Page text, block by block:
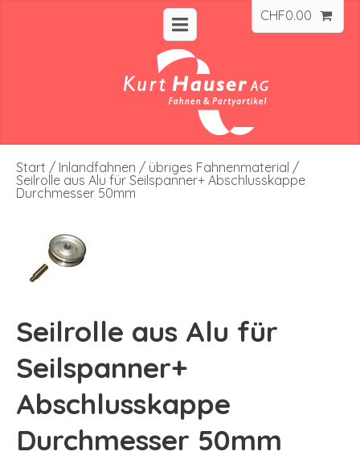
CHF0.00
Start / Inlandfahnen / übriges Fahnenmaterial /
Seilrolle aus Alu für Seilspanner+ Abschlusskappe
Durchmesser 50mm
Seilrolle aus Alu für
Seilspanner+
Abschlusskappe
Durchmesser 50mm